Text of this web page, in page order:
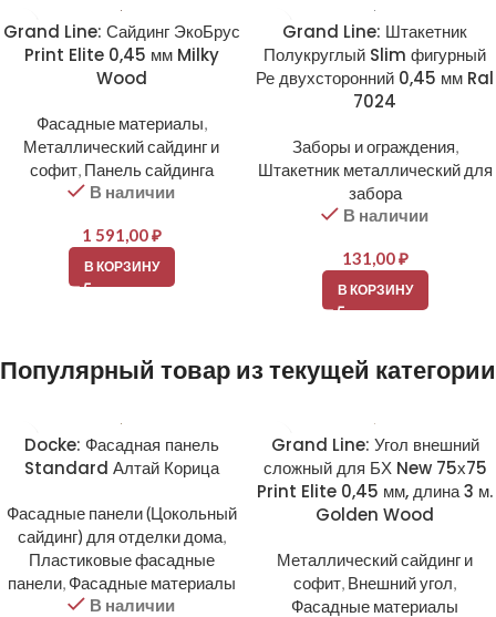
Grand Line: Сайдинг ЭкоБрус
Print Elite 0,45 мм Milky
Wood
Фасадные материалы,
Металлический сайдинг и
софит, Панель сайдинга
В наличии
1 591,00₽
В КОРЗИНУ
Grand Line: Штакетник
Полукруглый Slim фигурный
Ре двухсторонний 0,45 мм Ral
7024
Заборы и ограждения,
Штакетник металлический для
забора
В наличии
131,00₽
В КОРЗИНУ
Популярный товар из текущей категории
Docke: Фасадная панель
Standard Алтай Корица
Фасадные панели (Цокольный
сайдинг) для отделки дома,
Пластиковые фасадные
панели, Фасадные материалы
В наличии
Grand Line: Угол внешний
сложный для БХ New 75х75
Print Elite 0,45 мм, длина 3 м.
Golden Wood
Металлический сайдинг и
софит, Внешний угол,
Фасадные материалы